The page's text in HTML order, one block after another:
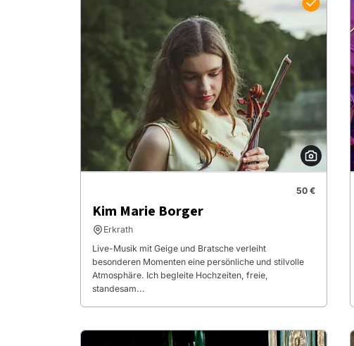
50 €
Kim Marie Borger
Erkrath
Live-Musik mit Geige und Bratsche verleiht
besonderen Momenten eine persönliche und stilvolle
Atmosphäre. Ich begleite Hochzeiten, freie,
standesam...